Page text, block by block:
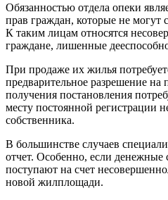
Обязанностью отдела опеки
прав граждан, которые не могут
К таким лицам относятся
граждане, лишенные
При продаже их жилья
предварительное разрешение
получения постановления
месту постоянной регистрации
собственника.
В большинстве случаев
отчет. Особенно, если денежные
поступают на счет
новой жилплощади.